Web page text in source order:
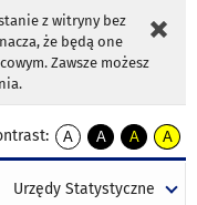
z witryny bez
że będą one
Zawsze możesz
A
kontrast
A
kontrast
tekst
A
kontrast
tekst
A
tekst
Urzędy Statystyczne